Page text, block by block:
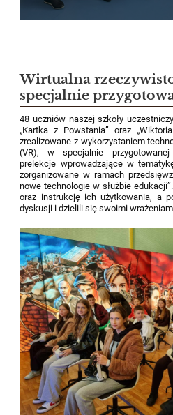
Wirtualna
specjalnie
48 uczniów naszej szkoły
„Kartka z Powstania” oraz
zrealizowane z wykorzystaniem
(VR), w specjalnie
prelekcje wprowadzające w
zorganizowane w ramach
nowe technologie w służbie
oraz instrukcję ich użytkowania, a
dyskusji i dzielili się swoimi